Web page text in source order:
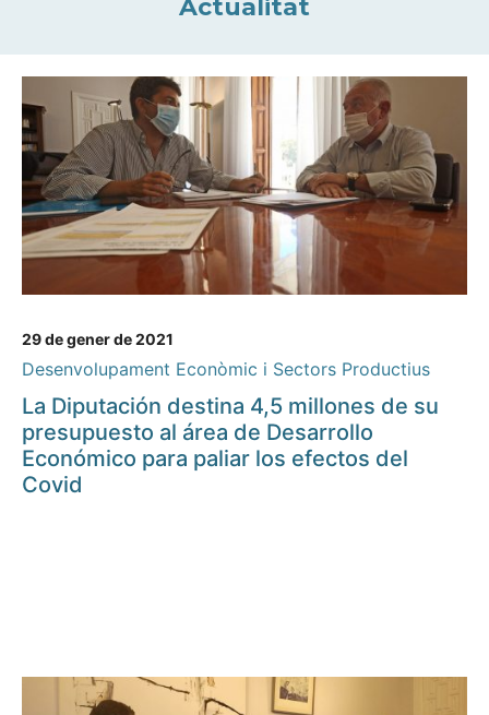
Actualitat
29 de gener de 2021
Desenvolupament Econòmic i Sectors Productius
La Diputación destina 4,5 millones de su
presupuesto al área de Desarrollo
Económico para paliar los efectos del
Covid